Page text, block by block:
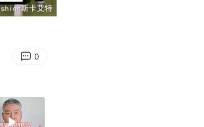
10:52
Enter
0